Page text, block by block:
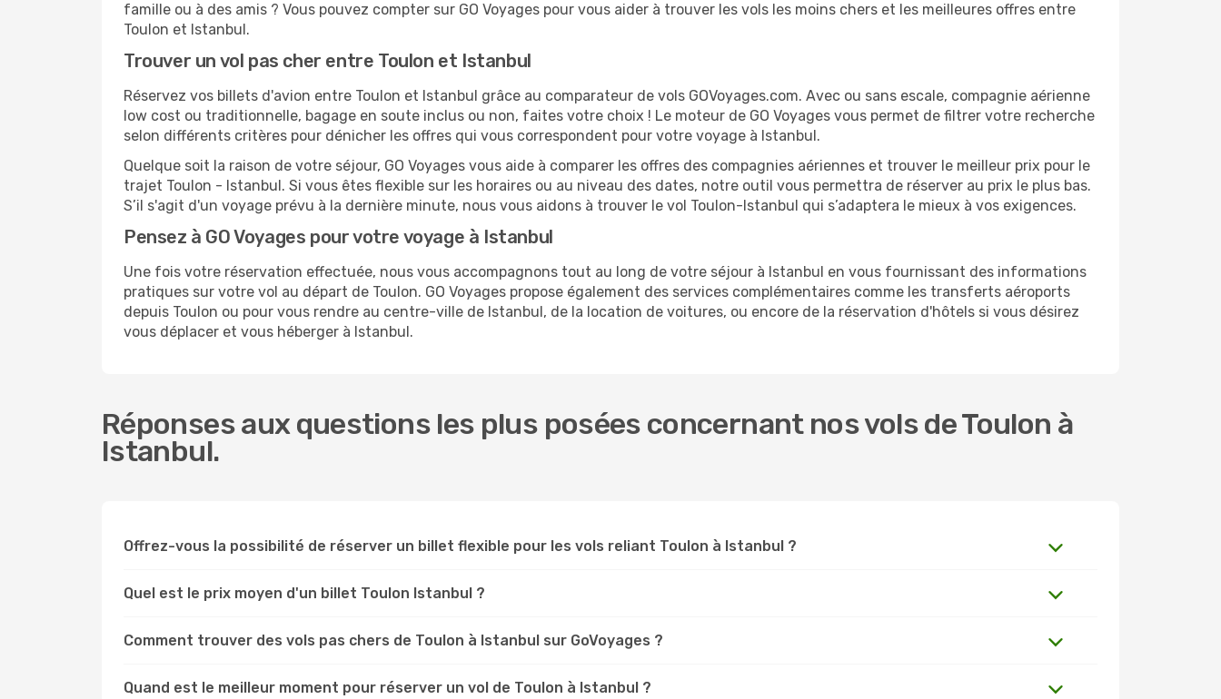
famille ou à des amis ? Vous pouvez compter sur GO Voyages pour vous aider à trouver les vols les moins chers et les meilleures offres entre
Toulon et Istanbul.
Trouver un vol pas cher entre Toulon et Istanbul
Réservez vos billets d'avion entre Toulon et Istanbul grâce au comparateur de vols GOVoyages.com. Avec ou sans escale, compagnie aérienne
low cost ou traditionnelle, bagage en soute inclus ou non, faites votre choix ! Le moteur de GO Voyages vous permet de filtrer votre recherche
selon différents critères pour dénicher les offres qui vous correspondent pour votre voyage à Istanbul.
Quelque soit la raison de votre séjour, GO Voyages vous aide à comparer les offres des compagnies aériennes et trouver le meilleur prix pour le
trajet Toulon - Istanbul. Si vous êtes flexible sur les horaires ou au niveau des dates, notre outil vous permettra de réserver au prix le plus bas.
S’il s'agit d'un voyage prévu à la dernière minute, nous vous aidons à trouver le vol Toulon-Istanbul qui s’adaptera le mieux à vos exigences.
Pensez à GO Voyages pour votre voyage à Istanbul
Une fois votre réservation effectuée, nous vous accompagnons tout au long de votre séjour à Istanbul en vous fournissant des informations
pratiques sur votre vol au départ de Toulon. GO Voyages propose également des services complémentaires comme les transferts aéroports
depuis Toulon ou pour vous rendre au centre-ville de Istanbul, de la location de voitures, ou encore de la réservation d'hôtels si vous désirez
vous déplacer et vous héberger à Istanbul.
Réponses aux questions les plus posées concernant nos vols de Toulon à
Istanbul.
Offrez-vous la possibilité de réserver un billet flexible pour les vols reliant Toulon à Istanbul ?
Quel est le prix moyen d'un billet Toulon Istanbul ?
Comment trouver des vols pas chers de Toulon à Istanbul sur GoVoyages ?
Quand est le meilleur moment pour réserver un vol de Toulon à Istanbul ?